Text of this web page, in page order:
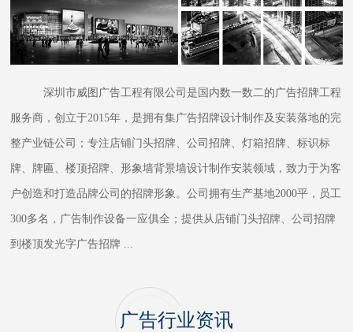
深圳市威图广告工程有限公司是国内数一数二的广告招牌工程
服务商，创立于2015年，是拥有集广告招牌设计制作及安装落地的完
整产业链公司；专注店铺门头招牌、公司招牌、灯箱招牌、标识标
牌、牌匾、楼顶招牌、形象墙背景墙设计制作安装领域，致力于为客
户创造和打造品牌公司的招牌形象。公司拥有生产基地2000平，员工
300多名，广告制作设备一应俱全；提供从店铺门头招牌、公司招牌
到楼顶发光字广告招牌
广告行业资讯